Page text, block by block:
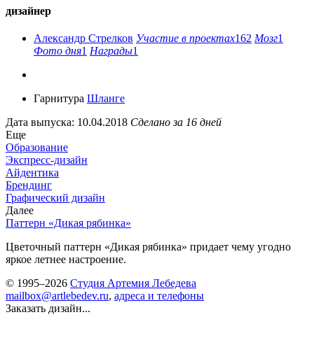
дизайнер
Александр Стрелков Участие в проектах162 Мозг1
Фото дня1 Награды1
Гарнитура Шланге
Дата выпуска: 10.04.2018 Сделано за 16 дней
Еще
Образование
Экспресс-дизайн
Айдентика
Брендинг
Графический дизайн
Далее
Паттерн «Дикая рябинка»
Цветочный паттерн «Дикая рябинка» придает чему угодно
яркое летнее настроение.
© 1995–2026 Студия Артемия Лебедева
mailbox@artlebedev.ru, адреса и телефоны
Заказать дизайн...